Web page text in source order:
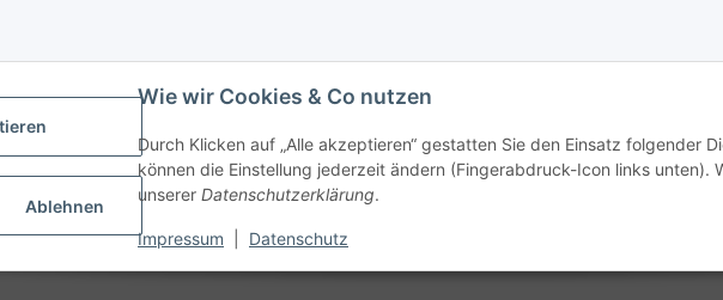
Ablehnen
Wie wir Cookies & Co nutzen
Durch Klicken auf „Alle akzeptieren“ gestatten Sie den Einsatz folgender
können die Einstellung jederzeit ändern (Fingerabdruck-Icon links unten).
unserer Datenschutzerklärung.
Impressum Datenschutz